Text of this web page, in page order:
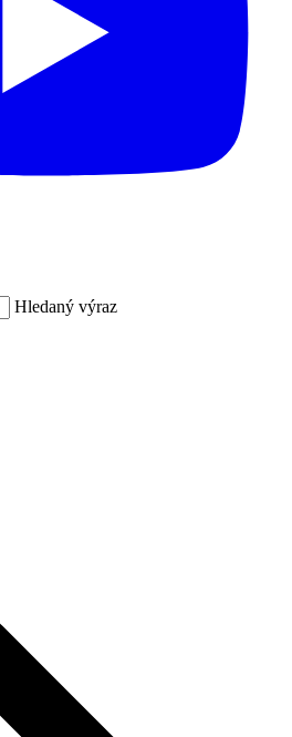
Hledaný výraz